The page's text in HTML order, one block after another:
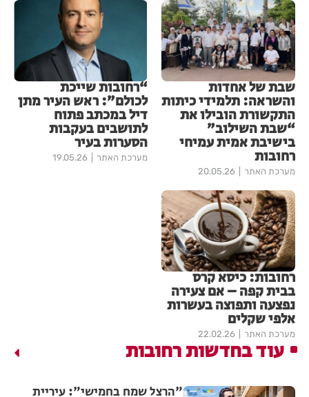
שבת של אחדות
והשראה: תלמידי כיתות
התקשורת הובילו את
“שבת השילוב”
בישיבת אמית עמיחי
רחובות
מערכת האתר 20.05.26
“רחובות שייכת
לכולם”: ראש העיר מתן
דיל במכתב פתוח
לתושבים בעקבות
הסערות בעיר
מערכת האתר 19.05.26
רחובות: כיסא קרס
בבית קפה – אם צעירה
נפצעה ותפוצה בעשרות
אלפי שקלים
מערכת האתר 22.02.26
עוד בחדשות רחובות
"הרצל שמח בחמישי": עיריית